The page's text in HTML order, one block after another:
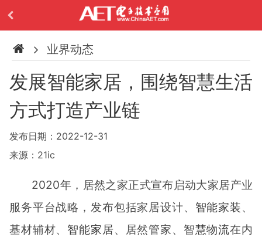
业界动态
发展智能家居，围绕智慧生活
方式打造产业链
发布日期：2022-12-31
来源：21ic
2020年，居然之家正式宣布启动⼤家居产业
服务平台战略，发布包括家居设计、 智能家装、
基材辅材、 智能家居、居然管家、 智慧物流在内